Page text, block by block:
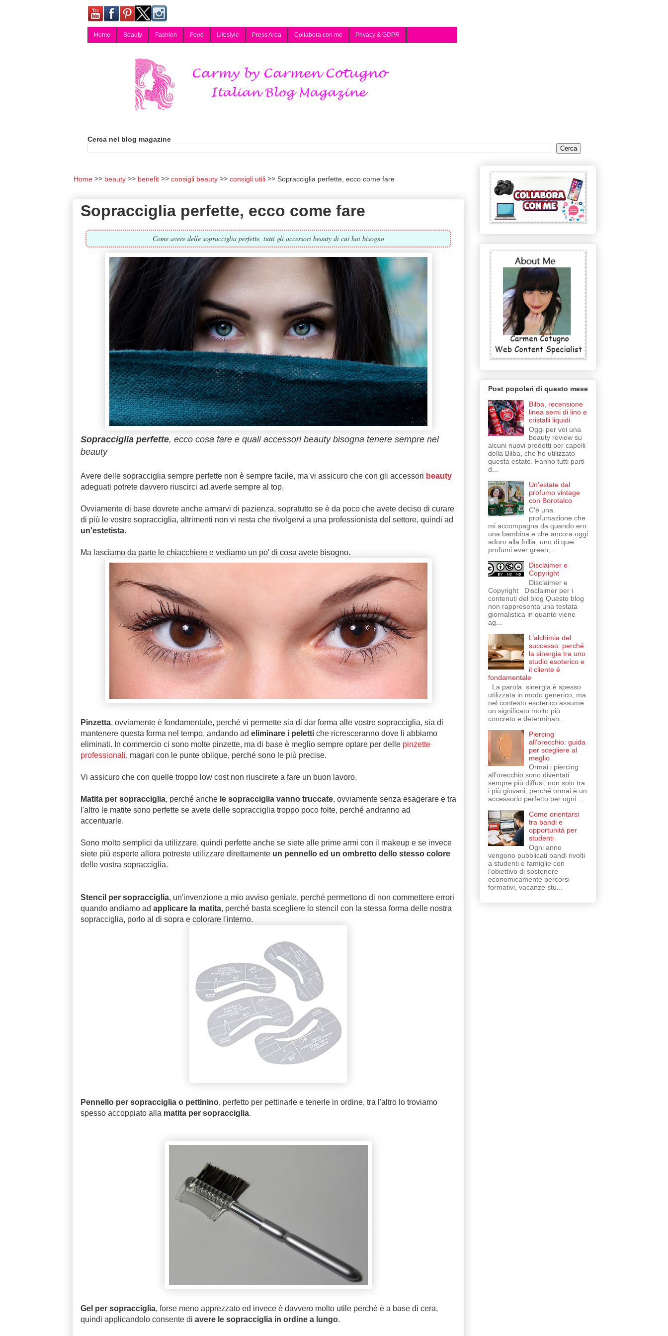
Home Beauty Fashion Food Lifestyle Press Area Collabora con me Privacy & GDPR
Cerca nel blog magazine
Home beauty benefit consigli beauty consigli utili Sopracciglia perfette, ecco come fare
Sopracciglia perfette, ecco come fare
Come avere delle sopracciglia perfette, tutti gli accessori beauty di cui hai bisogno
Sopracciglia perfette, ecco cosa fare e quali accessori beauty bisogna tenere sempre nel
beauty
Avere delle sopracciglia sempre perfette non è sempre facile, ma vi assicuro che con gli accessori beauty
adeguati potrete davvero riuscirci ad averle sempre al top.
Ovviamente di base dovrete anche armarvi di pazienza, sopratutto se è da poco che avete deciso di curare
di più le vostre sopracciglia, altrimenti non vi resta che rivolgervi a una professionista del settore, quindi ad
un'estetista.
Ma lasciamo da parte le chiacchiere e vediamo un po' di cosa avete bisogno.
Pinzetta, ovviamente è fondamentale, perché vi permette sia di dar forma alle vostre sopracciglia, sia di
mantenere questa forma nel tempo, andando ad eliminare i pelettiche ricresceranno dove li abbiamo
eliminati. In commercio ci sono molte pinzette, ma di base è meglio sempre optare per dellepinzette
professionali, magari con le punte oblique, perché sono le più precise.
Vi assicuro che con quelle troppo low cost non riuscirete a fare un buon lavoro.
Matita per sopracciglia, perché anche le sopracciglia vanno truccate, ovviamente senza esagerare e tra
l'altro le matite sono perfette se avete delle sopracciglia troppo poco folte, perché andranno ad
accentuarle.
Sono molto semplici da utilizzare, quindi perfette anche se siete alle prime armi con il makeup e se invece
siete più esperte allora potreste utilizzare direttamenteun pennello ed un ombretto dello stesso colore
delle vostra sopracciglia.
Stencil per sopracciglia, un'invenzione a mio avviso geniale, perché permettono di non commettere errori
quando andiamo ad applicare la matita, perché basta scegliere lo stencil con la stessa forma delle nostra
sopracciglia, porlo al di sopra e colorare l'interno.
Pennello per sopracciglia o pettinino, perfetto per pettinarle e tenerle in ordine, tra l'altro lo troviamo
spesso accoppiato alla matita per sopracciglia.
Gel per sopracciglia, forse meno apprezzato ed invece è davvero molto utile perché è a base di cera,
quindi applicandolo consente di avere le sopracciglia in ordine a lungo.
Post popolari di questo mese
Bilba, recensione
linea semi di lino e
cristalli liquidi
Oggi per voi una
beauty review su
alcuni nuovi prodotti per capelli
della Bilba, che ho utilizzato
questa estate. Fanno tutti parti
d...
Un'estate dal
profumo vintage
con Borotalco
C'è una
profumazione che
mi accompagna da quando ero
una bambina e che ancora oggi
adoro alla follia, uno di quei
profumi ever green,...
Disclaimer e
Copyright
Disclaimer e
Copyright Disclaimer per i
contenuti del blog Questo blog
non rappresenta una testata
giornalistica in quanto viene
ag...
L’alchimia del
successo: perché
la sinergia tra uno
studio esoterico e
il cliente è
fondamentale
La parola sinergia è spesso
utilizzata in modo generico, ma
nel contesto esoterico assume
un significato molto più
concreto e determinan...
Piercing
all'orecchio: guida
per scegliere al
meglio
Ormai i piercing
all’orecchio sono diventati
sempre più diffusi, non solo tra
i più giovani, perché ormai è un
accessorio perfetto per ogni ...
Come orientarsi
tra bandi e
opportunità per
studenti
Ogni anno
vengono pubblicati bandi rivolti
a studenti e famiglie con
l’obiettivo di sostenere
economicamente percorsi
formativi, vacanze stu...